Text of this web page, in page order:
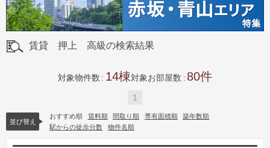
賃貸 押上 高級の検索結果
対象物件数 14 対象お部屋数 80
1
並び替え
おすすめ順 賃料順 間取り順 専有面積順
築年数順
駅からの徒歩分数
物件名順